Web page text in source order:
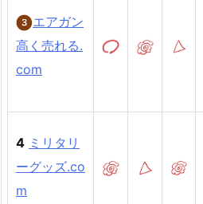
エアガン
高く売れる.
com
4 ミリタリ
ーグッズ.co
m